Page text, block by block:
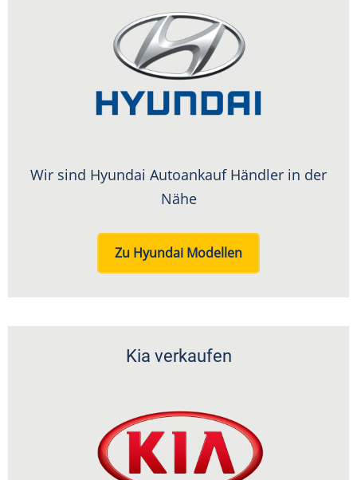
Wir sind Hyundai Autoankauf Händler in der
Nähe
Zu Hyundai Modellen
Kia verkaufen